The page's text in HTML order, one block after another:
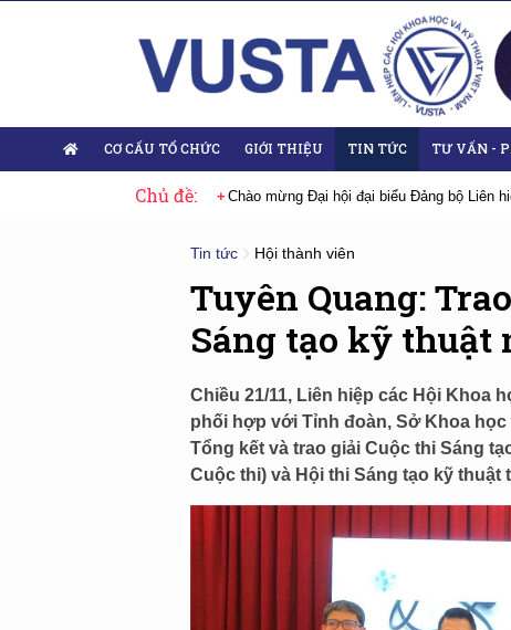
CƠ CẤU TỔ CHỨC GIỚI THIỆU TIN TỨC TƯ VẤN -
Chủ đề:
biểu Đảng bộ Liên hiệp Hội Việt Nam nhiệm kỳ 2025-2030 Sự kiện tiêu
Tin tức Hội thành viên
Tuyên Quang:
Sáng tạo kỹ thuật
Chiều 21/11, Liên hiệp các Hội Khoa
phối hợp với Tỉnh đoàn, Sở Khoa
Tổng kết và trao giải Cuộc thi Sáng
Cuộc thi) và Hội thi Sáng tạo kỹ thuật